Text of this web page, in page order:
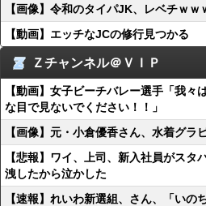
【画像】令和のタイパJK、レベチｗｗ
【動画】エッチなJCの修行見つかる
Ｚチャンネル＠ＶＩＰ
【動画】女子ビーチバレー選手「我々
な目で見ないでください！！」
【画像】元・小倉優香さん、水着グラ
【悲報】ワイ、上司、新入社員がスタ
洩したから泣かした
【速報】れいわ新選組、さん、「いの